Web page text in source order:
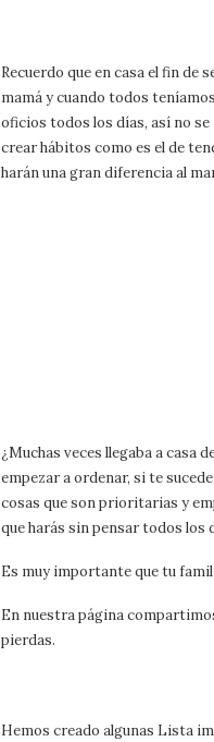
Recuerdo que en casa el fin de
mamá y cuando todos
oficios todos los días, así no
crear hábitos como es el de
harán una gran diferencia al
¿Muchas veces llegaba a casa
empezar a ordenar, si te
cosas que son prioritarias y
que harás sin pensar todos
Es muy importante que tu
En nuestra página
pierdas.
Hemos creado algunas Lista